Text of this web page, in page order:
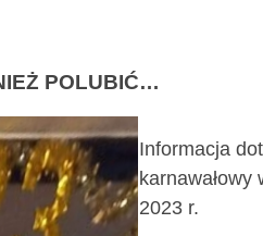
POLUBIĆ…
Informacja
karnawałowy
2023 r.